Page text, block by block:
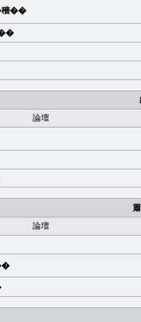
穡��
��
論壇
論壇